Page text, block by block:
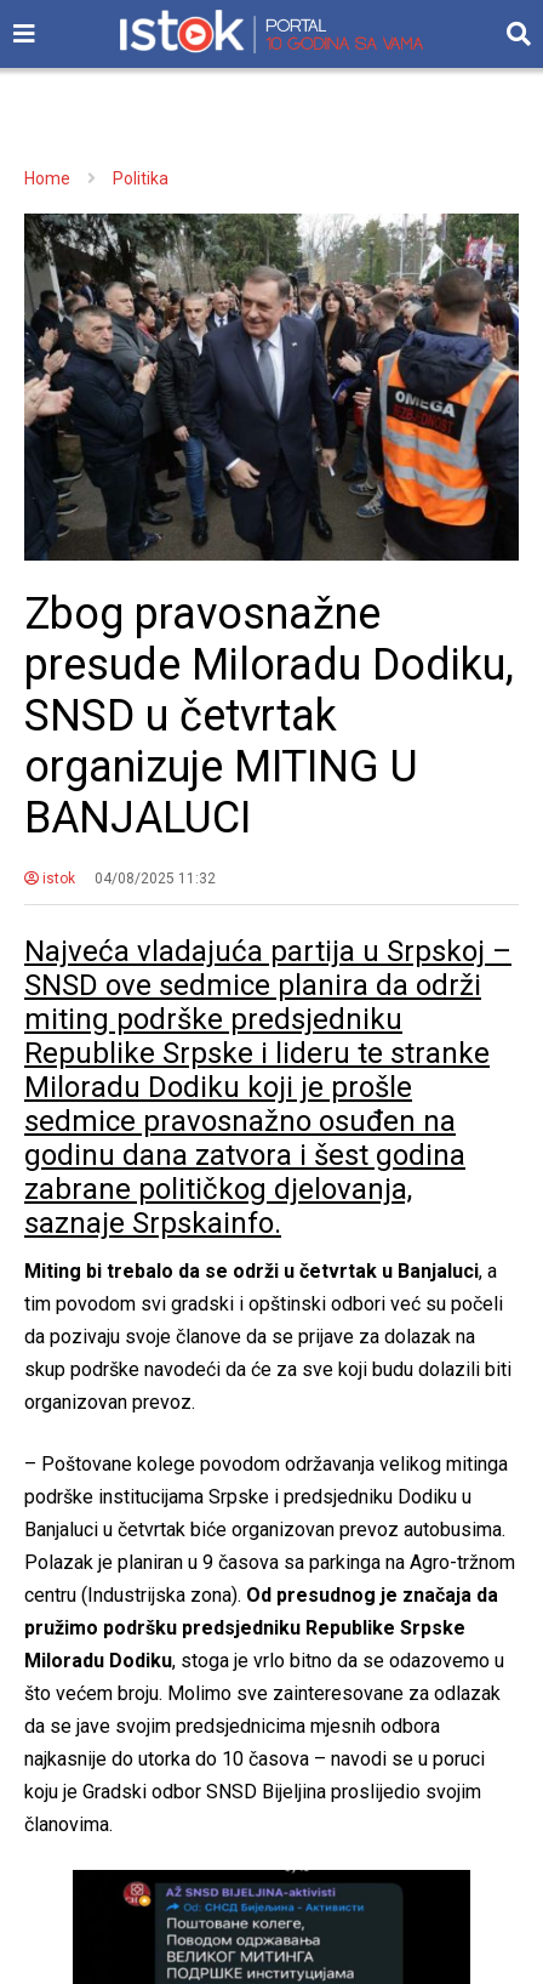
Home Politika
Zbog pravosnažne
presude Miloradu Dodiku,
SNSD u četvrtak
organizuje MITING U
BANJALUCI
istok 04/08/2025 11:32
Najveća vladajuća partija u Srpskoj –
SNSD ove sedmice planira da održi
miting podrške predsjedniku
Republike Srpske i lideru te stranke
Miloradu Dodiku koji je prošle
sedmice pravosnažno osuđen na
godinu dana zatvora i šest godina
zabrane političkog djelovanja,
saznaje Srpskainfo.
Miting bi trebalo da se održi u četvrtak u Banjaluci, a
tim povodom svi gradski i opštinski odbori već su počeli
da pozivaju svoje članove da se prijave za dolazak na
skup podrške navodeći da će za sve koji budu dolazili biti
organizovan prevoz.
– Poštovane kolege povodom održavanja velikog mitinga
podrške institucijama Srpske i predsjedniku Dodiku u
Banjaluci u četvrtak biće organizovan prevoz autobusima.
Polazak je planiran u 9 časova sa parkinga na Agro-tržnom
centru (Industrijska zona). Od presudnog je značaja da
pružimo podršku predsjedniku Republike Srpske
Miloradu Dodiku, stoga je vrlo bitno da se odazovemo u
što većem broju. Molimo sve zainteresovane za odlazak
da se jave svojim predsjednicima mjesnih odbora
najkasnije do utorka do 10 časova – navodi se u poruci
koju je Gradski odbor SNSD Bijeljina proslijedio svojim
članovima.